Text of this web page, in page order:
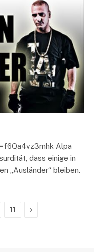
Alpa
dass einige in
„Ausländer“ bleiben.
11 Next